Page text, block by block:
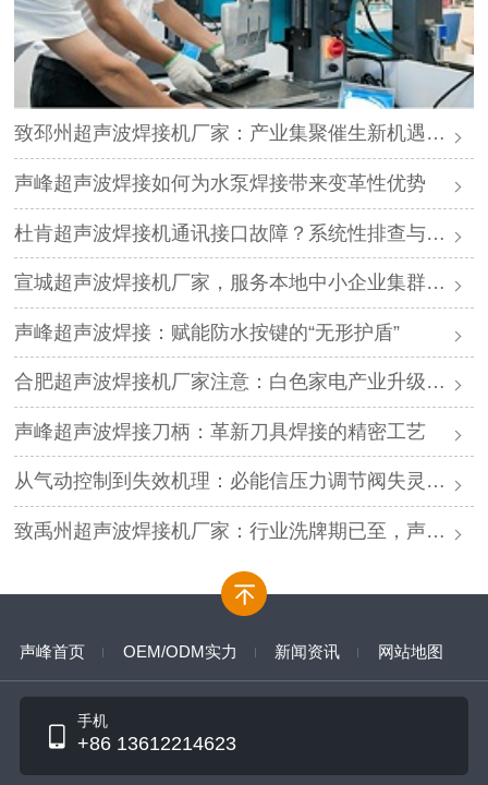
致邳州超声波焊接机厂家：产业集聚催生新机遇，声峰源头工厂邀您抱团发展
声峰超声波焊接如何为水泵焊接带来变革性优势
杜肯超声波焊接机通讯接口故障？系统性排查与专业解决方案
宣城超声波焊接机厂家，服务本地中小企业集群，声峰ODM贴牌助您轻装上阵
声峰超声波焊接：赋能防水按键的“无形护盾”
合肥超声波焊接机厂家注意：白色家电产业升级，声峰源头工厂诚邀加盟
声峰超声波焊接刀柄：革新刀具焊接的精密工艺
从气动控制到失效机理：必能信压力调节阀失灵的深度解析与专业修复
致禹州超声波焊接机厂家：行业洗牌期已至，声峰源头工厂邀您抱团取暖
声峰首页 OEM/ODM实力 新闻资讯 网站地图
手机
+86 13612214623